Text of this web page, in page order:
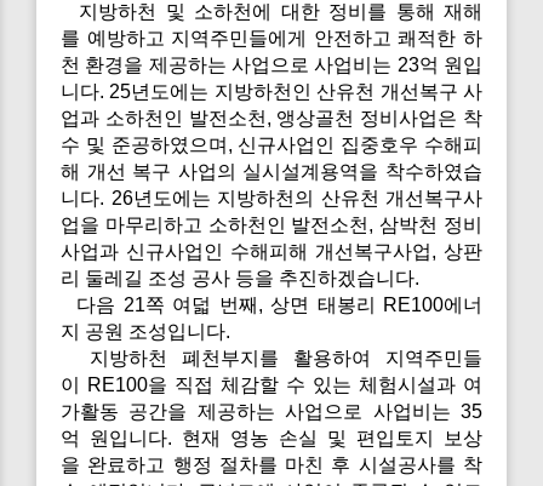
지방하천 및 소하천에 대한 정비를 통해 재해
를 예방하고 지역주민들에게 안전하고 쾌적한 하
천 환경을 제공하는 사업으로 사업비는 23억 원입
니다. 25년도에는 지방하천인 산유천 개선복구 사
업과 소하천인 발전소천, 앵상골천 정비사업은 착
수 및 준공하였으며, 신규사업인 집중호우 수해피
해 개선 복구 사업의 실시설계용역을 착수하였습
니다. 26년도에는 지방하천의 산유천 개선복구사
업을 마무리하고 소하천인 발전소천, 삼박천 정비
사업과 신규사업인 수해피해 개선복구사업, 상판
리 둘레길 조성 공사 등을 추진하겠습니다.
다음 21쪽 여덟 번째, 상면 태봉리 RE100에너
지 공원 조성입니다.
지방하천 폐천부지를 활용하여 지역주민들
이 RE100을 직접 체감할 수 있는 체험시설과 여
가활동 공간을 제공하는 사업으로 사업비는 35
억 원입니다. 현재 영농 손실 및 편입토지 보상
을 완료하고 행정 절차를 마친 후 시설공사를 착